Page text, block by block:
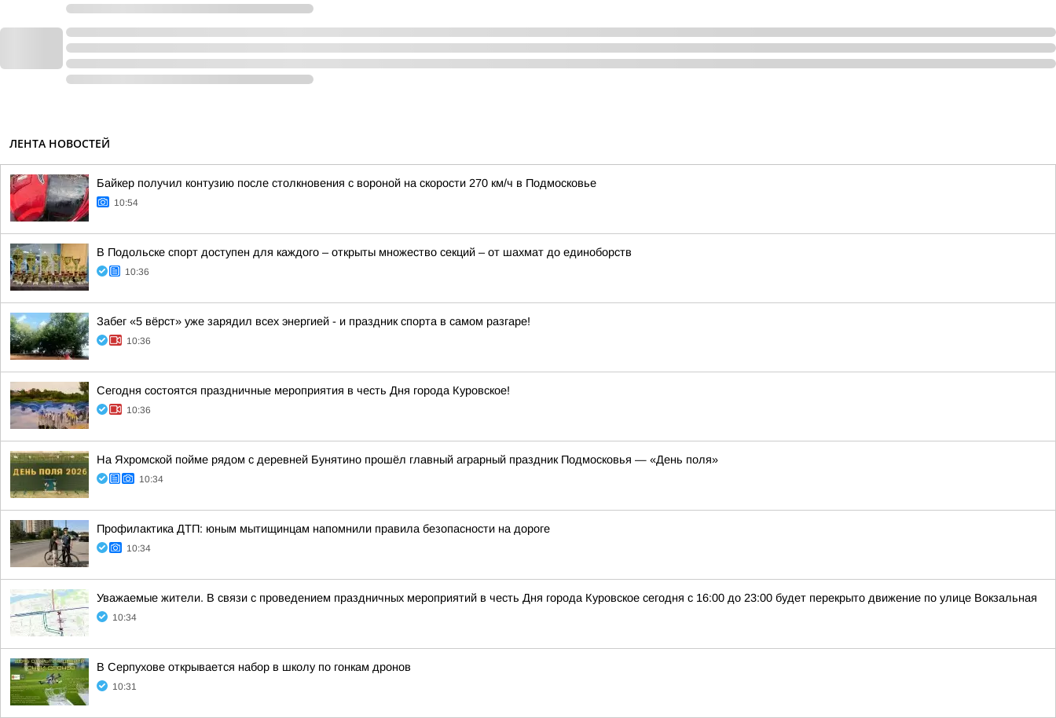
ЛЕНТА НОВОСТЕЙ
Байкер получил контузию после столкновения с вороной на скорости 270 км/ч в Подмосковье
10:54
В Подольске спорт доступен для каждого – открыты множество секций – от шахмат до единоборств
10:36
Забег «5 вёрст» уже зарядил всех энергией - и праздник спорта в самом разгаре!
10:36
Сегодня состоятся праздничные мероприятия в честь Дня города Куровское!
10:36
На Яхромской пойме рядом с деревней Бунятино прошёл главный аграрный праздник Подмосковья — «День поля»
10:34
Профилактика ДТП: юным мытищинцам напомнили правила безопасности на дороге
10:34
Уважаемые жители. В связи с проведением праздничных мероприятий в честь Дня города Куровское сегодня с 16:00 до 23:00 будет перекрыто движение по улице Вокзальная
10:34
В Серпухове открывается набор в школу по гонкам дронов
10:31